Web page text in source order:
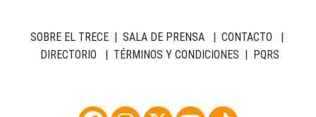
SOBRE EL TRECE| SALA DE PRENSA| CONTACTO
DIRECTORIO
TÉRMINOS Y CONDICIONES PQRS